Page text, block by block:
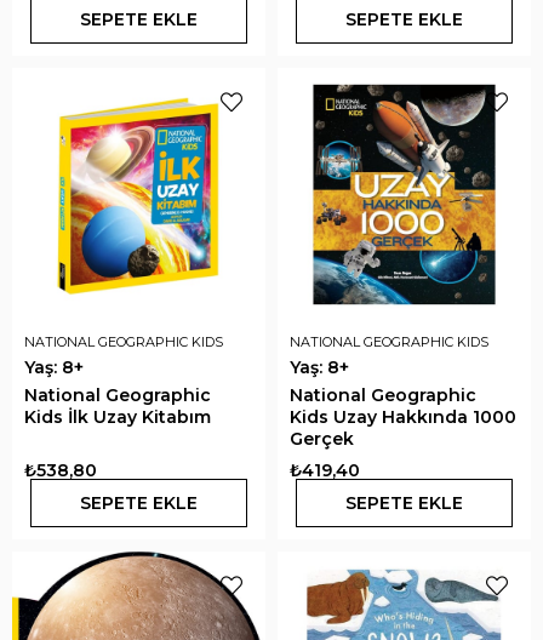
SEPETE EKLE
SEPETE EKLE
NATIONAL GEOGRAPHIC KIDS
Yaş: 8+
National Geographic
Kids İlk Uzay Kitabım
₺538,80
SEPETE EKLE
NATIONAL GEOGRAPHIC KIDS
Yaş: 8+
National Geographic
Kids Uzay Hakkında 1000
Gerçek
₺419,40
SEPETE EKLE